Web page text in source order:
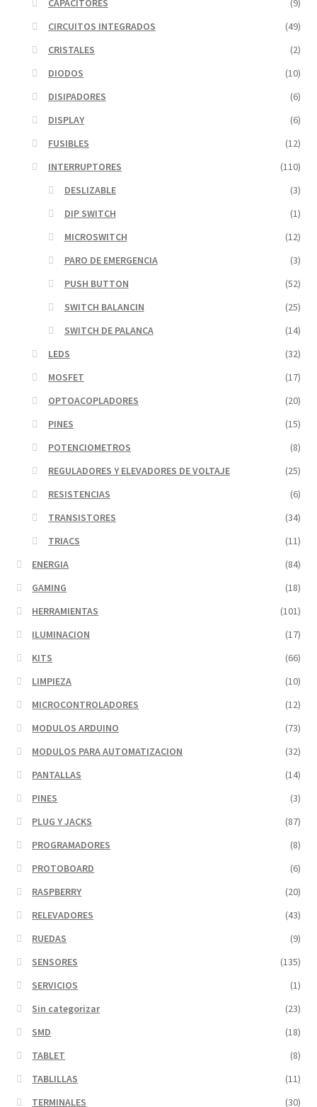
CAPACITORES
(9)
CIRCUITOS INTEGRADOS
(49)
CRISTALES
(2)
DIODOS
(10)
DISIPADORES
(6)
DISPLAY
(6)
FUSIBLES
(12)
INTERRUPTORES
(110)
DESLIZABLE
(3)
DIP SWITCH
(1)
MICROSWITCH
(12)
PARO DE EMERGENCIA
(3)
PUSH BUTTON
(52)
SWITCH BALANCIN
(25)
SWITCH DE PALANCA
(14)
LEDS
(32)
MOSFET
(17)
OPTOACOPLADORES
(20)
PINES
(15)
POTENCIOMETROS
(8)
REGULADORES Y ELEVADORES DE VOLTAJE
(25)
RESISTENCIAS
(6)
TRANSISTORES
(34)
TRIACS
(11)
ENERGIA
(84)
GAMING
(18)
HERRAMIENTAS
(101)
ILUMINACION
(17)
KITS
(66)
LIMPIEZA
(10)
MICROCONTROLADORES
(12)
MODULOS ARDUINO
(73)
MODULOS PARA AUTOMATIZACION
(32)
PANTALLAS
(14)
PINES
(3)
PLUG Y JACKS
(87)
PROGRAMADORES
(8)
PROTOBOARD
(6)
RASPBERRY
(20)
RELEVADORES
(43)
RUEDAS
(9)
SENSORES
(135)
SERVICIOS
(1)
Sin categorizar
(23)
SMD
(18)
TABLET
(8)
TABLILLAS
(11)
TERMINALES
(30)